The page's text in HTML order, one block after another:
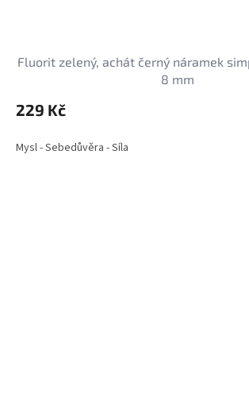
Fluorit zelený, achát černý náramek
8 mm
229 Kč
Mysl - Sebedůvěra - Síla